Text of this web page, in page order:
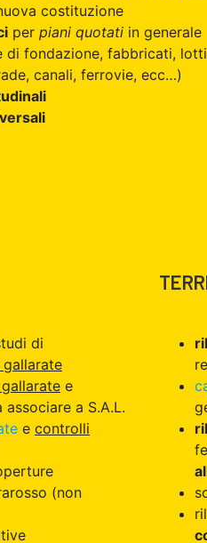
costituzione
per piani quotati in generale
di fondazione, fabbricati,
canali, ferrovie, ecc…)
di
e
a S.A.L.
e controlli
(non